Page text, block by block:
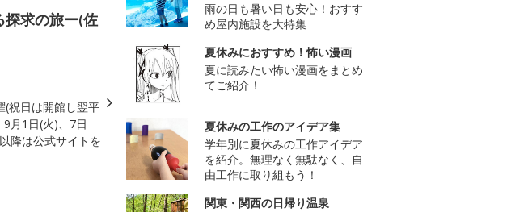
探求の旅ー(佐
祝日は開館し翌平
月1日(火)、7日
降は公式サイトを
雨の日も暑い日も安心！おすす
め屋内施設を大特集
夏休みにおすすめ！怖い漫画
夏に読みたい怖い漫画をまとめ
てご紹介！
夏休みの工作のアイデア集
学年別に夏休みの工作アイデア
を紹介。無理なく無駄なく、自
由工作に取り組もう！
関東・関西の日帰り温泉